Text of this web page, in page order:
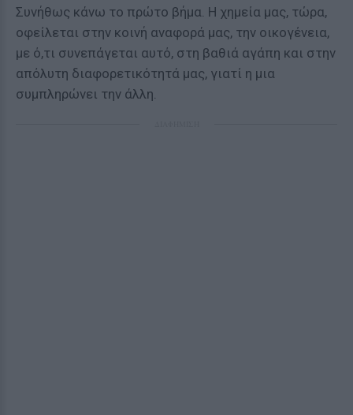
Συνήθως κάνω το πρώτο βήμα. Η χημεία μας, τώρα,
οφείλεται στην κοινή αναφορά μας, την οικογένεια,
με ό,τι συνεπάγεται αυτό, στη βαθιά αγάπη και στην
απόλυτη διαφορετικότητά μας, γιατί η μια
συμπληρώνει την άλλη.